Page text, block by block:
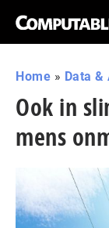
Home » Data &
Ook in
mens